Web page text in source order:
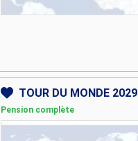
TOUR DU MONDE 2029
Pension complète